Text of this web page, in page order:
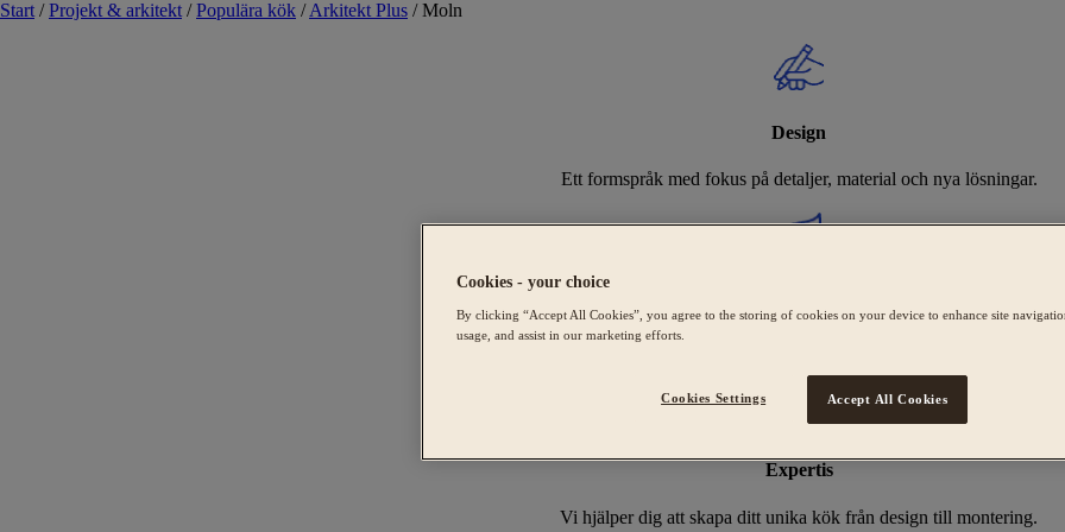
Start / Projekt & arkitekt / Populära kök / Arkitekt Plus / Moln
Design
Ett formspråk med fokus på detaljer, material och nya lösningar.
Sveriges bredaste utbud av Svanenmärkta kök, tillverkade i Tidaholm.
Expertis
Vi hjälper dig att skapa ditt unika kök från design till montering.
Cookies - your choice
By clicking “Accept All Cookies”, you agree to the storing of cookies on your device to enhance site
usage, and assist in our marketing efforts.
Cookies Settings Accept All Cookies